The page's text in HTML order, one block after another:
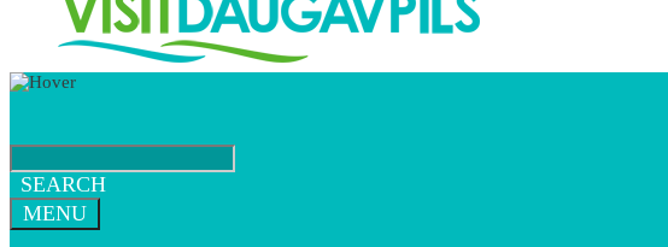
SEARCH
MENU